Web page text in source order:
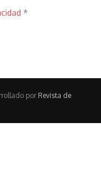
*
por Revista de